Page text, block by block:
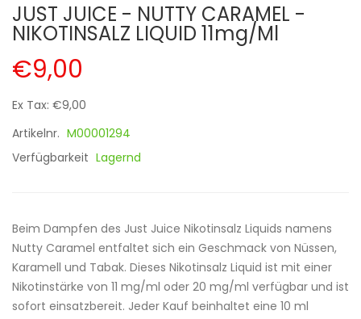
JUST JUICE - NUTTY CARAMEL -
NIKOTINSALZ LIQUID 11mg/ml
€9,00
Ex Tax: €9,00
Artikelnr. M00001294
Verfügbarkeit Lagernd
Beim Dampfen des Just Juice Nikotinsalz Liquids namens
Nutty Caramel entfaltet sich ein Geschmack von Nüssen,
Karamell und Tabak. Dieses Nikotinsalz Liquid ist mit einer
Nikotinstärke von 11 mg/ml oder 20 mg/ml verfügbar und ist
sofort einsatzbereit. Jeder Kauf beinhaltet eine 10 ml